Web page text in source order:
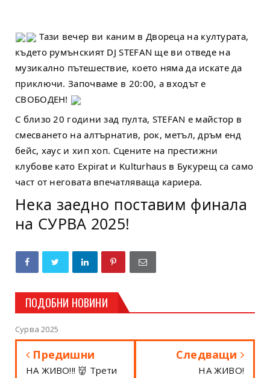
Тази вечер ви каним в Двореца на културата,
където румънският DJ STEFAN ще ви отведе на
музикално пътешествие, което няма да искате да
приключи. Започваме в 20:00, а входът е
СВОБОДЕН!
С близо 20 години зад пулта, STEFAN е майстор в
смесването на алтърнатив, рок, метъл, дръм енд
бейс, хаус и хип хоп. Сцените на престижни
клубове като Expirat и Kulturhaus в Букурещ са само
част от неговата впечатляваща кариера.
Нека заедно поставим финала
на СУРВА 2025!
ПОДОБНИ НОВИНИ
Сурва 2025
Предишни
НА ЖИВО!!! 👹 Трети
Следващи
НА ЖИВО!